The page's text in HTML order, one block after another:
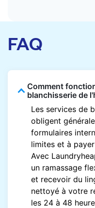
FAQ
Comment
blanchisserie de
Les services de
obligent
formulaires
limites et à
Avec
un ramassage
et recevoir du
nettoyé à votre
les 24 à 48